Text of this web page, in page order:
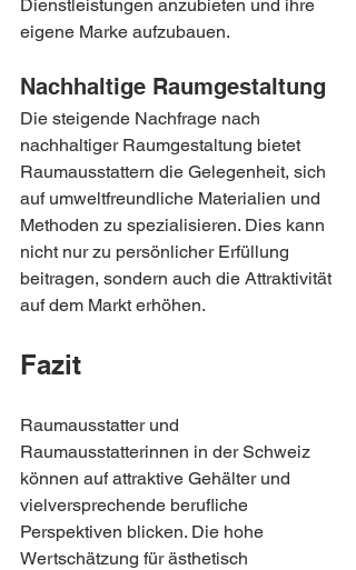
Dienstleistungen anzubieten und ihre
eigene Marke aufzubauen.
Nachhaltige Raumgestaltung
Die steigende Nachfrage nach
nachhaltiger Raumgestaltung bietet
Raumausstattern die Gelegenheit, sich
auf umweltfreundliche Materialien und
Methoden zu spezialisieren. Dies kann
nicht nur zu persönlicher Erfüllung
beitragen, sondern auch die Attraktivität
auf dem Markt erhöhen.
Fazit
Raumausstatter und
Raumausstatterinnen in der Schweiz
können auf attraktive Gehälter und
vielversprechende berufliche
Perspektiven blicken. Die hohe
Wertschätzung für ästhetisch